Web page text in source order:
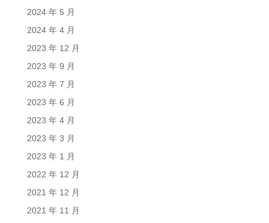
2024 年 5 月
2024 年 4 月
2023 年 12 月
2023 年 9 月
2023 年 7 月
2023 年 6 月
2023 年 4 月
2023 年 3 月
2023 年 1 月
2022 年 12 月
2021 年 12 月
2021 年 11 月